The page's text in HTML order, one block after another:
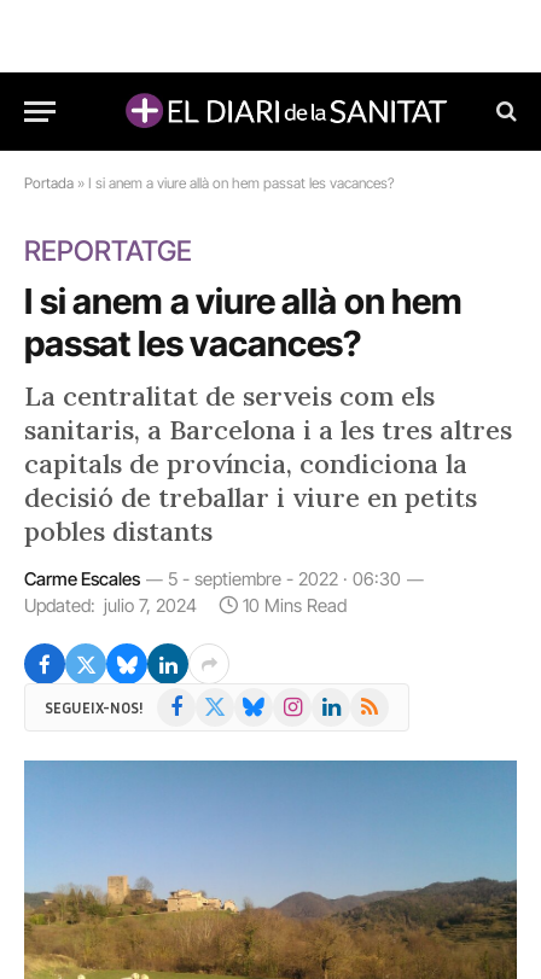
Portada » I si anem a viure allà on hem passat les vacances?
REPORTATGE
I si anem a viure allà on hem
passat les vacances?
La centralitat de serveis com els
sanitaris, a Barcelona i a les tres altres
capitals de província, condiciona la
decisió de treballar i viure en petits
pobles distants
Carme Escales
5 - septiembre - 2022 · 06:30
Updated: julio 7, 2024 10 Mins Read
SEGUEIX-NOS! Facebook BlueskyInstagramLinkedIn
RSS